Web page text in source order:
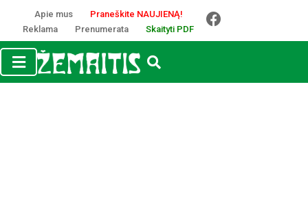
Apie mus
Praneškite NAUJIENĄ!
Reklama
Prenumerata Skaityti PDF